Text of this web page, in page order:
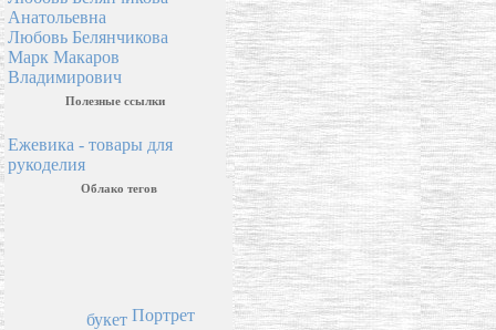
Анатольевна
Любовь Белянчикова
Марк Макаров
Владимирович
Полезные ссылки
Ежевика - товары для
рукоделия
Облако тегов
букет Портрет